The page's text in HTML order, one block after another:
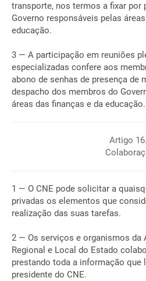
transporte, nos termos a fixar por
Governo responsáveis pelas
educação.
3 — A participação em reuniões
especializadas confere aos
abono de senhas de presença de
despacho dos membros do
áreas das finanças e da educação.
Artigo
1 — O CNE pode solicitar a
privadas os elementos que
realização das suas tarefas.
2 — Os serviços e organismos da
Regional e Local do Estado
prestando toda a informação que
presidente do CNE.